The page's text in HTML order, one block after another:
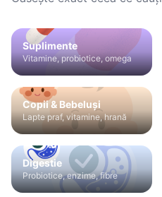
Suplimente
Vitamine, probiotice, omega
Copii & Bebeluși
Lapte praf, vitamine, hrană
Digestie
Probiotice, enzime, fibre